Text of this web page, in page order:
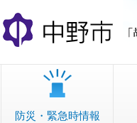
文
へ
動
防災・緊急時情報